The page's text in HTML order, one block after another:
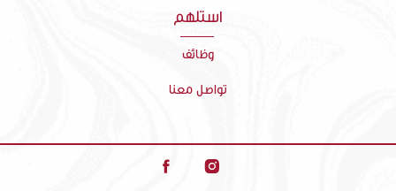
استلهم
وظائف
تواصل معنا